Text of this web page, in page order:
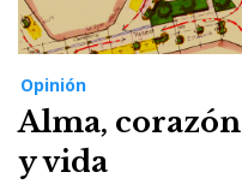
Opinión
Alma, corazón
y vida